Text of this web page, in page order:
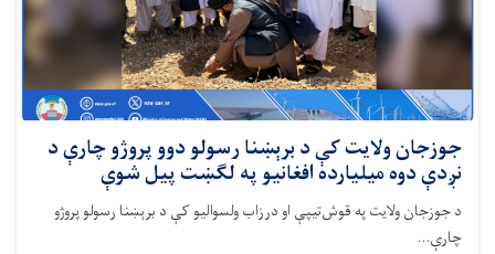
جوزجان ولایت کې د برېښنا رسولو دوو پروژو چارې د
نږدې دوه میلیارده افغانیو په لګښت پیل شوې
د جوزجان ولایت په قوش‌تیپې او درزاب ولسوالیو کې د برېښنا رسولو پروژو
چارې...